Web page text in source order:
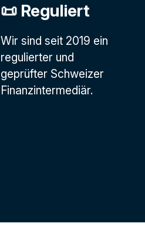
📜 Reguliert
Wir sind seit 2019 ein
regulierter und
geprüfter Schweizer
Finanzintermediär.